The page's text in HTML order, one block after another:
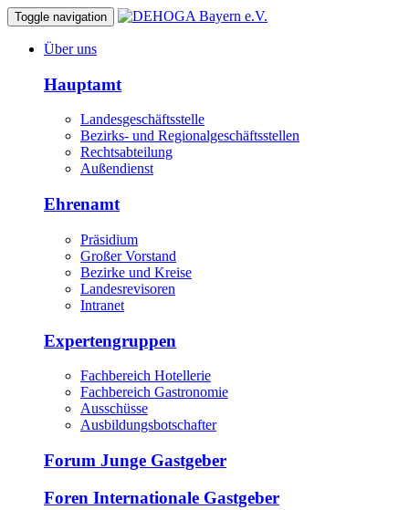
Toggle navigation
Über uns
Hauptamt
Landesgeschäftsstelle
Bezirks- und Regionalgeschäftsstellen
Rechtsabteilung
Außendienst
Ehrenamt
Präsidium
Großer Vorstand
Bezirke und Kreise
Landesrevisoren
Intranet
Expertengruppen
Fachbereich Hotellerie
Fachbereich Gastronomie
Ausschüsse
Ausbildungsbotschafter
Forum Junge Gastgeber
Foren Internationale Gastgeber